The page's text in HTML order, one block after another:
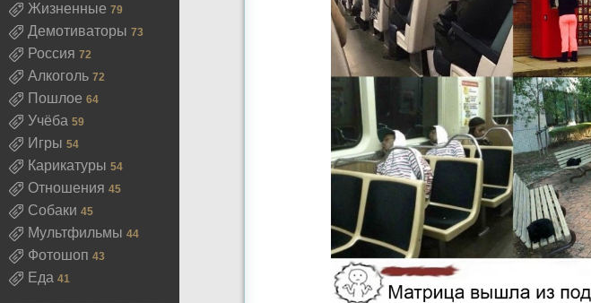
Жизненные 79
Демотиваторы 73
Россия 72
Алкоголь 72
Пошлое 64
Учёба 59
Игры 54
Карикатуры 54
Отношения 45
Собаки 45
Мультфильмы 44
Фотошоп 43
Еда 41